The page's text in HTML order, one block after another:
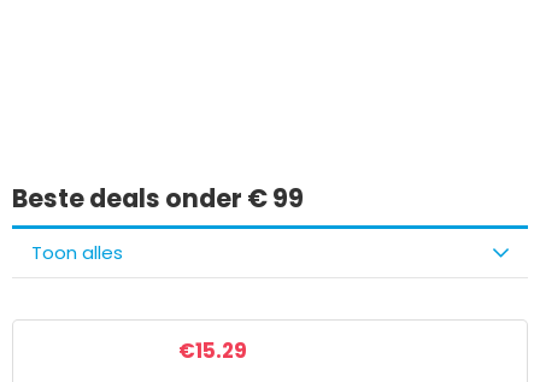
Beste deals onder € 99
Toon alles
€15.29